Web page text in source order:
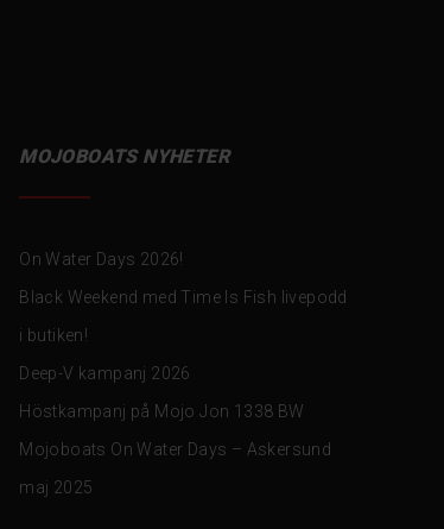
MOJOBOATS NYHETER
On Water Days 2026!
Black Weekend med Time Is Fish livepodd
i butiken!
Deep-V kampanj 2026
Höstkampanj på Mojo Jon 1338 BW
Mojoboats On Water Days – Askersund
maj 2025